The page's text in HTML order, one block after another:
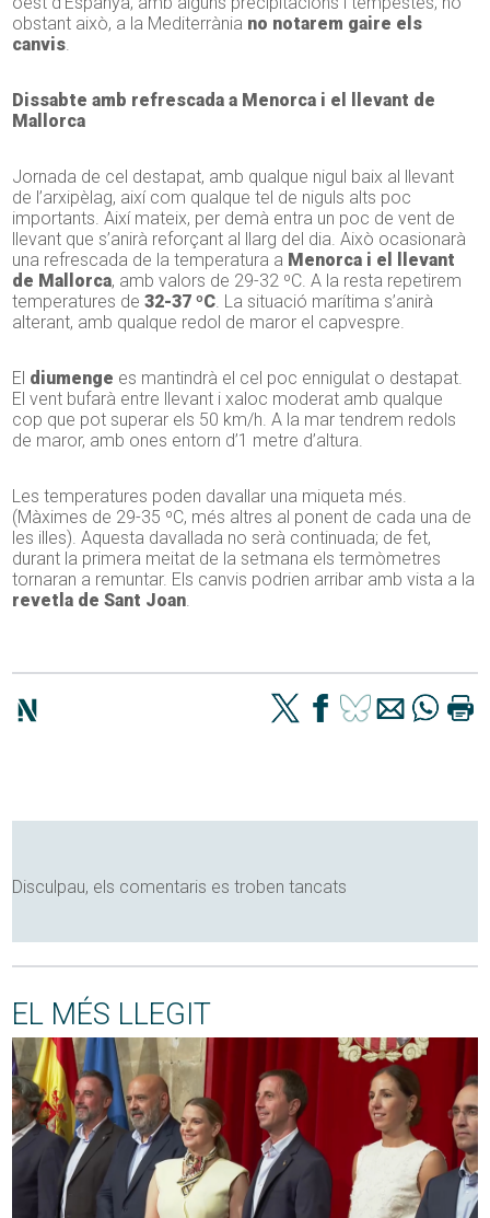
obstant això, a la Mediterrània no notarem gaire els
canvis.
Dissabte amb refrescada a Menorca i el llevant de
Mallorca
Jornada de cel destapat, amb qualque nigul baix al llevant
de l’arxipèlag, així com qualque tel de niguls alts poc
importants. Així mateix, per demà entra un poc de vent de
llevant que s’anirà reforçant al llarg del dia. Això ocasionarà
una refrescada de la temperatura a Menorca i el llevant
de Mallorca, amb valors de 29-32 ºC. A la resta repetirem
temperatures de32-37 ºC. La situació marítima s’anirà
alterant, amb qualque redol de maror el capvespre.
El diumenge es mantindrà el cel poc ennigulat o destapat.
El vent bufarà entre llevant i xaloc moderat amb qualque
cop que pot superar els 50 km/h. A la mar tendrem redols
de maror, amb ones entorn d’1 metre d’altura.
Les temperatures poden davallar una miqueta més.
(Màximes de 29-35 ºC, més altres al ponent de cada una de
les illes). Aquesta davallada no serà continuada; de fet,
durant la primera meitat de la setmana els termòmetres
tornaran a remuntar. Els canvis podrien arribar amb vista a la
revetla de Sant Joan.
Disculpau, els comentaris es troben tancats
EL MÉS LLEGIT